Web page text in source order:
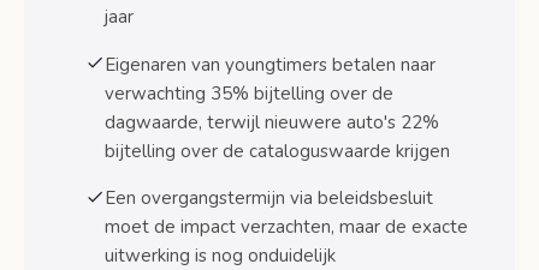
Zakelijk gebruik versus privégebruik
Impact op waardeontwikkeling klassieke
Veelgestelde vragen over de
youngtimerregeling versobering
Veelgestelde vragen
jaar
Eigenaren van youngtimers betalen naar
verwachting 35% bijtelling over de
dagwaarde, terwijl nieuwere auto's 22%
bijtelling over de cataloguswaarde krijgen
Een overgangstermijn via beleidsbesluit
moet de impact verzachten, maar de exacte
uitwerking is nog onduidelijk